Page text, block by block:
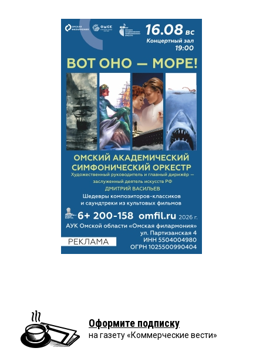
Оформите подписку
на газету «Коммерческие вести»